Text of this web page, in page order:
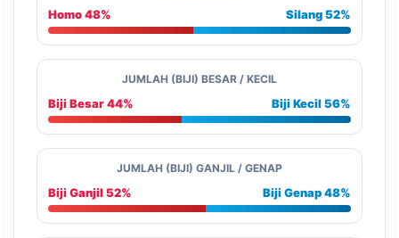
Homo 48% Silang 52%
JUMLAH (BIJI) BESAR / KECIL
Biji Besar 44% Biji Kecil 56%
JUMLAH (BIJI) GANJIL / GENAP
Biji Ganjil 52% Biji Genap 48%